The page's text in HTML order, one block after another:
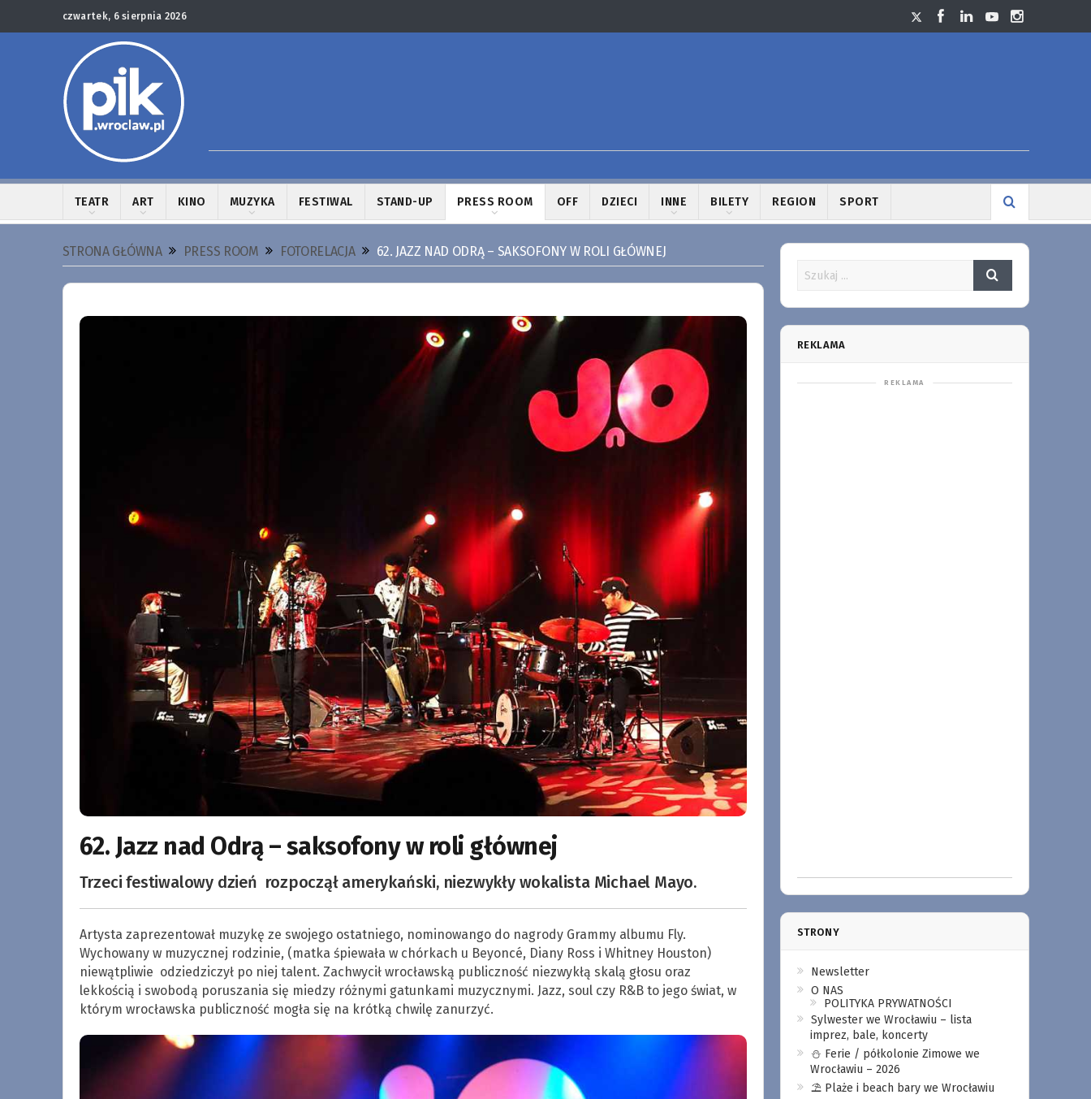
czwartek, 6 sierpnia 2026
TEATR ART KINO MUZYKA FESTIWAL STAND-UP PRESS ROOM OFF DZIECI INNE BILETY REGION SPORT
STRONA GŁÓWNA PRESS ROOM FOTORELACJA 62. JAZZ NAD ODRĄ – SAKSOFONY W ROLI GŁÓWNEJ
62. Jazz nad Odrą – saksofony w roli głównej
Trzeci festiwalowy dzień rozpoczął amerykański, niezwykły wokalista Michael Mayo.
Artysta zaprezentował muzykę ze swojego ostatniego, nominowango do nagrody Grammy albumu Fly.
Wychowany w muzycznej rodzinie, (matka śpiewała w chórkach u Beyoncé, Diany Ross i Whitney Houston)
niewątpliwie odziedziczył po niej talent. Zachwycił wrocławską publiczność niezwykłą skalą głosu oraz
lekkością i swobodą poruszania się miedzy różnymi gatunkami muzycznymi. Jazz, soul czy R&B to jego świat, w
którym wrocławska publiczność mogła się na krótką chwilę zanurzyć.
REKLAMA
STRONY
Newsletter
O NAS
POLITYKA PRYWATNOŚCI
Sylwester we Wrocławiu – lista
imprez, bale, koncerty
⛄️ Ferie / półkolonie Zimowe we
Wrocławiu – 2026
⛱️ Plaże i beach bary we Wrocławiu